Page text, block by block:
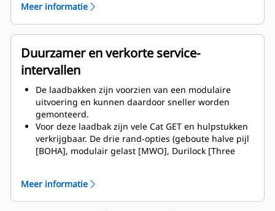
Voor de laadbakcomponenten is een hoogwaardiger
materiaal (400BHN) toegepast.
Hoogwaardigere slijtagebeveiliging bij
graafwerktuigen (GET) op de afneembare kap.
Meer informatie
Duurzamer en verkorte service-
intervallen
De laadbakken zijn voorzien van een modulaire
uitvoering en kunnen daardoor sneller worden
gemonteerd.
Voor deze laadbak zijn vele Cat GET en hulpstukken
verkrijgbaar. De drie rand-opties (geboute halve pijl
[BOHA], modulair gelast [MWO], Durilock [Three
stenenvanger zorgt voor vermindering van
steenoverslag over de achterzijde van de laadbak en
Meer informatie